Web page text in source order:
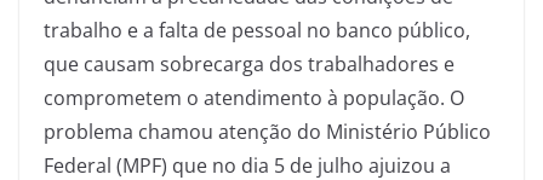
trabalho e a falta de pessoal no banco público,
que causam sobrecarga dos trabalhadores e
comprometem o atendimento à população. O
problema chamou atenção do Ministério Público
Federal (MPF) que no dia 5 de julho ajuizou a